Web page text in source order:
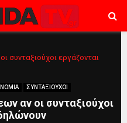
συνταξιούχοι εργάζονται
ΣΥΝΤΑΞΙΟΥΧΟΙ
αν οι συνταξιούχοι